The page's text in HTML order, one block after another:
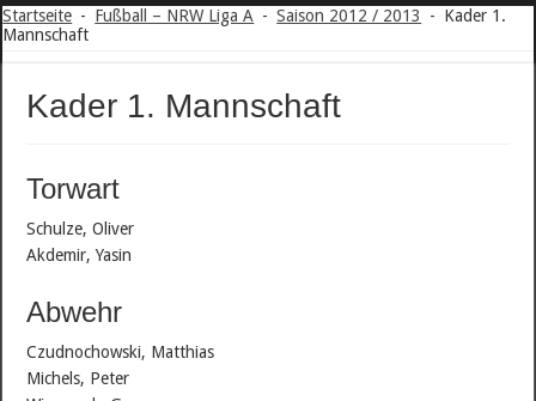
Startseite - Fußball – NRW Liga A - Saison 2012 / 2013 - Kader 1.
Mannschaft
Kader 1. Mannschaft
Torwart
Schulze, Oliver
Akdemir, Yasin
Abwehr
Czudnochowski, Matthias
Michels, Peter